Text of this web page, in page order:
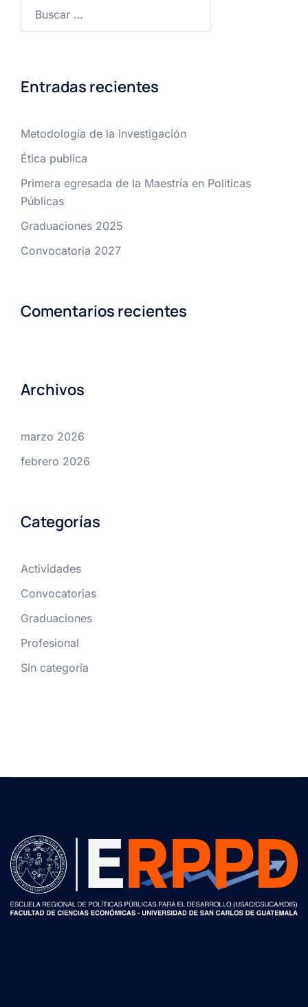
Entradas recientes
Metodología de la investigación
Ética publica
Primera egresada de la Maestría en Políticas
Públicas
Graduaciones 2025
Convocatoria 2027
Comentarios recientes
Archivos
marzo 2026
febrero 2026
Categorías
Actividades
Convocatorias
Graduaciones
Profesional
Sin categoría